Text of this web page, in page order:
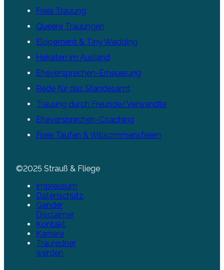
Freie Trauung
Queere Trauungen
Elopement & Tiny Wedding
Heiraten im Ausland
Eheversprechen-Erneuerung
Rede für das Standesamt
Trauung durch Freunde/Verwandte
Eheversprechen-Coaching
Freie Taufen & Willkommensfeiern
©2025 Strauß & Fliege
Impressum
Datenschutz
Gender
Disclaimer
Kontakt
Karriere
Trauredner
werden